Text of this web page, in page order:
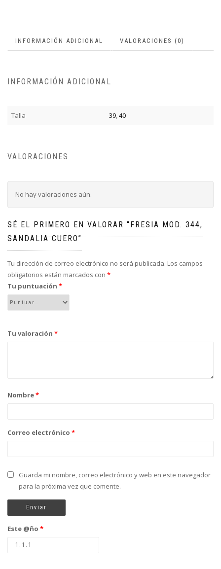
INFORMACIÓN ADICIONAL VALORACIONES (0)
INFORMACIÓN ADICIONAL
Talla 39,40
VALORACIONES
No hay valoraciones aún.
SÉ EL PRIMERO EN VALORAR “FRESIA MOD. 344,
SANDALIA CUERO”
Tu dirección de correo electrónico no será publicada. Los campos
obligatorios están marcados con *
Tu puntuación *
Tu valoración *
Nombre*
Correo electrónico *
Guarda mi nombre, correo electrónico y web en este navegador
para la próxima vez que comente.
Este @ño *